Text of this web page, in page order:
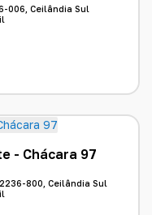
006, Ceilândia Sul
- Chácara 97
800, Ceilândia Sul